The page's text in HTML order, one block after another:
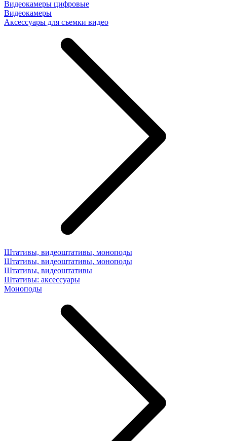
Видеокамеры цифровые
Видеокамеры
Аксессуары для съемки видео
Штативы, видеоштативы, моноподы
Штативы, видеоштативы, моноподы
Штативы, видеоштативы
Штативы: аксессуары
Моноподы